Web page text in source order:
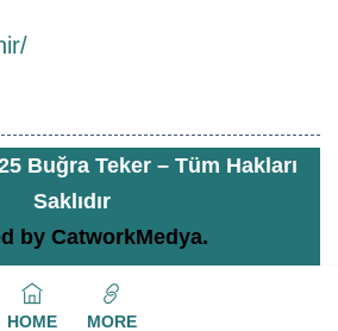
Buğra Teker – Tüm Hakları
Saklıdır
by CatworkMedya.
HOME MORE